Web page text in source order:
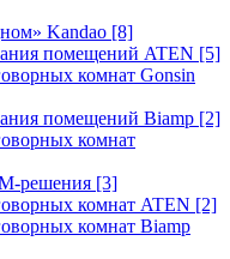
Kandao [8]
помещений ATEN [5]
комнат Gonsin
помещений Biamp [2]
комнат
решения [3]
комнат ATEN [2]
комнат Biamp